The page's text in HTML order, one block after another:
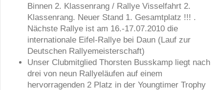
Binnen 2. Klassenrang / Rallye Visselfahrt 2.
Klassenrang. Neuer Stand 1. Gesamtplatz !!! .
Nächste Rallye ist am 16.-17.07.2010 die
internationale Eifel-Rallye bei Daun (Lauf zur
Deutschen Rallyemeisterschaft)
Unser Clubmitglied Thorsten Busskamp liegt nach
drei von neun Rallyeläufen auf einem
hervorragenden 2 Platz in der Youngtimer Trophy